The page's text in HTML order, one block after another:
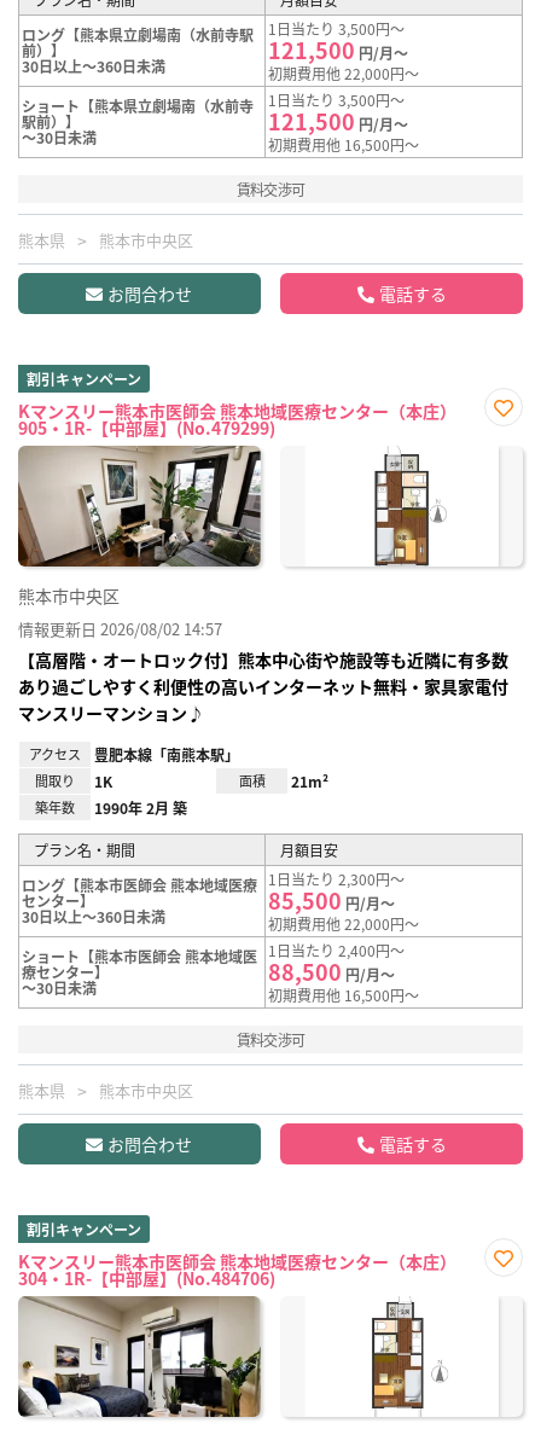
ロング【熊本県立劇場南（水前寺駅
前）】
30日以上～360日未満
1日当たり 3,500円～
121,500 円/月～
初期費用他 22,000円～
ショート【熊本県立劇場南（水前寺
駅前）】
～30日未満
1日当たり 3,500円～
121,500 円/月～
初期費用他 16,500円～
賃料交渉可
熊本県 熊本市中央区
お問合わせ 電話する
割引キャンペーン
Kマンスリー熊本市医師会 熊本地域医療センター（本庄）
905・1R-【中部屋】(No.479299)
に入
熊本市中央区
情報更新日 2026/08/02 14:57
【高層階・オートロック付】熊本中心街や施設等も近隣に有多数
あり過ごしやすく利便性の高いインターネット無料・家具家電付
マンスリーマンション♪
アクセス 豊肥本線「南熊本駅」
間取り 1K 面積 21m²
築年数 1990年 2月 築
プラン名・期間
月額目安
ロング【熊本市医師会 熊本地域医療
センター】
30日以上～360日未満
1日当たり 2,300円～
85,500 円/月～
初期費用他 22,000円～
ショート【熊本市医師会 熊本地域医
療センター】
～30日未満
1日当たり 2,400円～
88,500 円/月～
初期費用他 16,500円～
賃料交渉可
熊本県 熊本市中央区
お問合わせ 電話する
割引キャンペーン
Kマンスリー熊本市医師会 熊本地域医療センター（本庄）
304・1R-【中部屋】(No.484706)
に入